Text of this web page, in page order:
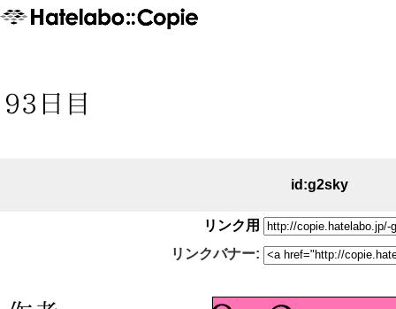
id:g2sky
リンク用
リンクバナー: